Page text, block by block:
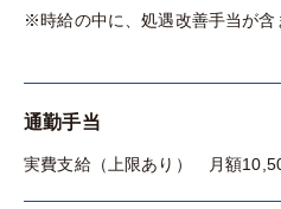
※時給の中に、処遇改善手当が含
通勤手当
実費支給（上限あり） 月額